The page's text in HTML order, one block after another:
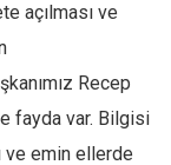
açılması ve
Recep
fayda var. Bilgisi
ve emin ellerde